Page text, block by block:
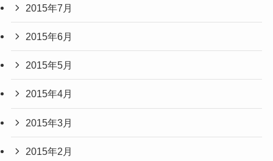
2015年7月
2015年6月
2015年5月
2015年4月
2015年3月
2015年2月